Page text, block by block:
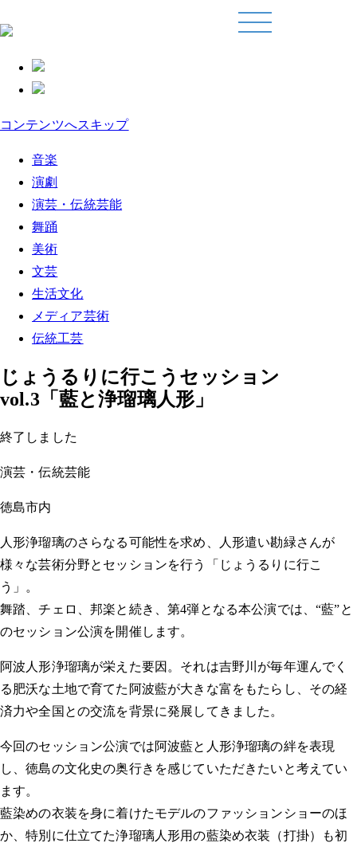
コンテンツへスキップ
音楽
演劇
演芸・伝統芸能
舞踊
美術
文芸
生活文化
メディア芸術
伝統工芸
じょうるりに行こうセッション
vol.3「藍と浄瑠璃人形」
終了しました
演芸・伝統芸能
徳島市内
人形浄瑠璃のさらなる可能性を求め、人形遣い勘緑さんが
様々な芸術分野とセッションを行う「じょうるりに行こ
う」。
舞踏、チェロ、邦楽と続き、第4弾となる本公演では、“藍”と
のセッション公演を開催します。
阿波人形浄瑠璃が栄えた要因。それは吉野川が毎年運んでく
る肥沃な土地で育てた阿波藍が大きな富をもたらし、その経
済力や全国との交流を背景に発展してきました。
今回のセッション公演では阿波藍と人形浄瑠璃の絆を表現
し、徳島の文化史の奥行きを感じていただきたいと考えてい
ます。
藍染めの衣装を身に着けたモデルのファッションショーのほ
か、特別に仕立てた浄瑠璃人形用の藍染め衣装（打掛）も初